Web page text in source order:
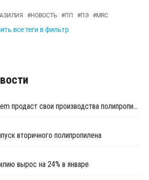
#НОВОСТЬ #ПП #ПЭ #MRC
все теги в фильтр
Бразильская Braskem продаст свои производства полипропилена в США
вторичного полипропилена
вырос на 24% в январе